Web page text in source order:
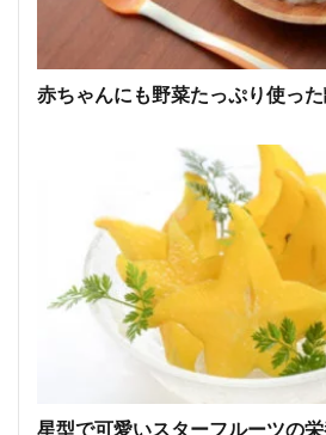
赤ちゃんにも野菜たっぷり使っ
星型で可愛いスターフルーツの